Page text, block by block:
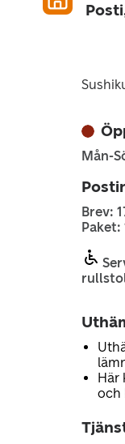
Mån-
Brev:
Paket:
Här
och